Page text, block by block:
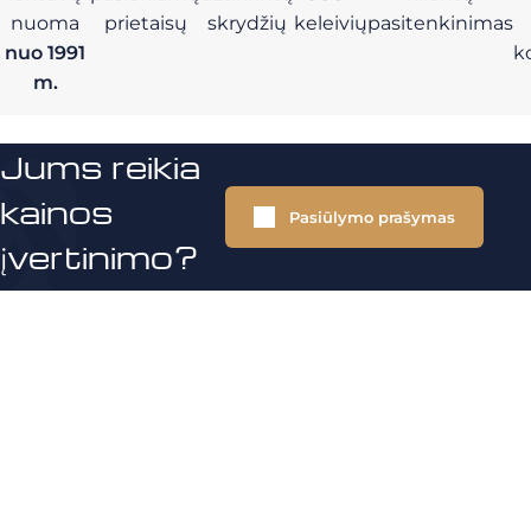
nuoma
nuo 1991
m.
prietaisų
skrydžių keleiviųpasitenkinimas
Jums reikia
kainos
įvertinimo?
Pasiūlymo prašymas